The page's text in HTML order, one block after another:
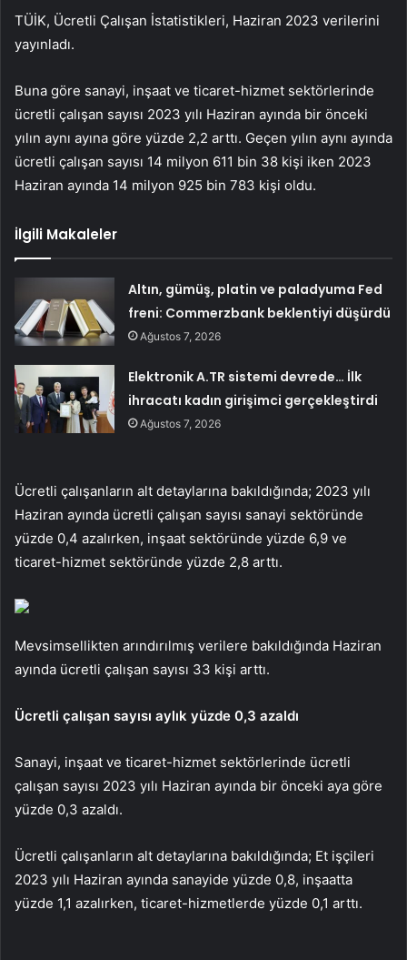
TÜİK, Ücretli Çalışan İstatistikleri, Haziran 2023 verilerini
yayınladı.
Buna göre sanayi, inşaat ve ticaret-hizmet sektörlerinde
ücretli çalışan sayısı 2023 yılı Haziran ayında bir önceki
yılın aynı ayına göre yüzde 2,2 arttı. Geçen yılın aynı ayında
ücretli çalışan sayısı 14 milyon 611 bin 38 kişi iken 2023
Haziran ayında 14 milyon 925 bin 783 kişi oldu.
İlgili Makaleler
Altın, gümüş, platin ve paladyuma Fed
freni: Commerzbank beklentiyi düşürdü
Ağustos 7, 2026
Elektronik A.TR sistemi devrede… İlk
ihracatı kadın girişimci gerçekleştirdi
Ağustos 7, 2026
Ücretli çalışanların alt detaylarına bakıldığında; 2023 yılı
Haziran ayında ücretli çalışan sayısı sanayi sektöründe
yüzde 0,4 azalırken, inşaat sektöründe yüzde 6,9 ​​ve
ticaret-hizmet sektöründe yüzde 2,8 arttı.
Mevsimsellikten arındırılmış verilere bakıldığında Haziran
ayında ücretli çalışan sayısı 33 kişi arttı.
Ücretli çalışan sayısı aylık yüzde 0,3 azaldı
Sanayi, inşaat ve ticaret-hizmet sektörlerinde ücretli
çalışan sayısı 2023 yılı Haziran ayında bir önceki aya göre
yüzde 0,3 azaldı.
Ücretli çalışanların alt detaylarına bakıldığında; Et işçileri
2023 yılı Haziran ayında sanayide yüzde 0,8, inşaatta
yüzde 1,1 azalırken, ticaret-hizmetlerde yüzde 0,1 arttı.